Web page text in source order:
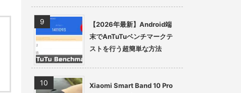
【2026年最新】Android端
末でAnTuTuベンチマークテ
ストを行う超簡単な方法
Xiaomi Smart Band 10 Pro